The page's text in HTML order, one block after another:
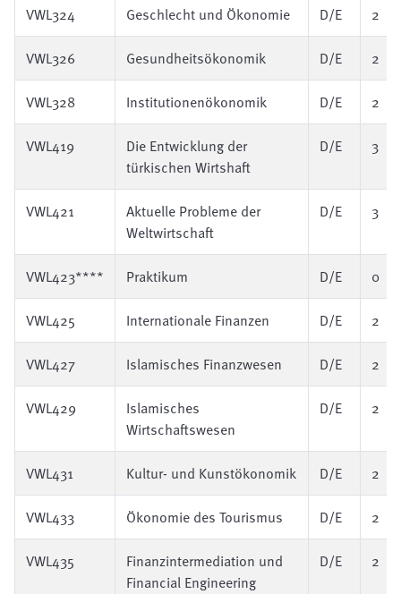
VWL324 Geschlecht und Ökonomie D/E 2
VWL326 Gesundheitsökonomik D/E 2
VWL328 Institutionenökonomik D/E 2
VWL419
Die Entwicklung der
türkischen Wirtshaft
D/E 3
VWL421
Aktuelle Probleme der
Weltwirtschaft
D/E 3
VWL423**** Praktikum D/E 0
VWL425 Internationale Finanzen D/E 2
VWL427 Islamisches Finanzwesen D/E 2
VWL429
Islamisches
Wirtschaftswesen
D/E 2
VWL431 Kultur- und Kunstökonomik D/E 2
VWL433 Ökonomie des Tourismus D/E 2
VWL435
Finanzintermediation und
Financial Engineering
D/E 2